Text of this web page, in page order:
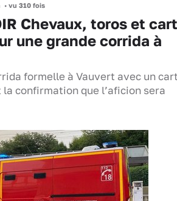
• vu 310 fois
Chevaux, toros et
une grande corrida à
formelle à Vauvert avec un
confirmation que l’aficion sera